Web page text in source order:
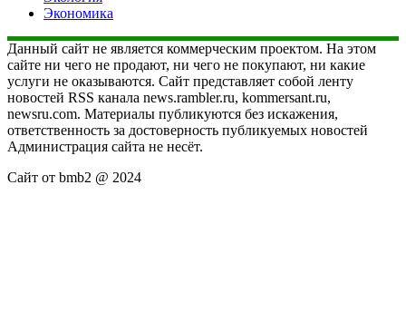
Экономика
Данный сайт не является коммерческим проектом. На этом
сайте ни чего не продают, ни чего не покупают, ни какие
услуги не оказываются. Сайт представляет собой ленту
новостей RSS канала news.rambler.ru, kommersant.ru,
newsru.com. Материалы публикуются без искажения,
ответственность за достоверность публикуемых новостей
Администрация сайта не несёт.
Сайт от bmb2 @ 2024